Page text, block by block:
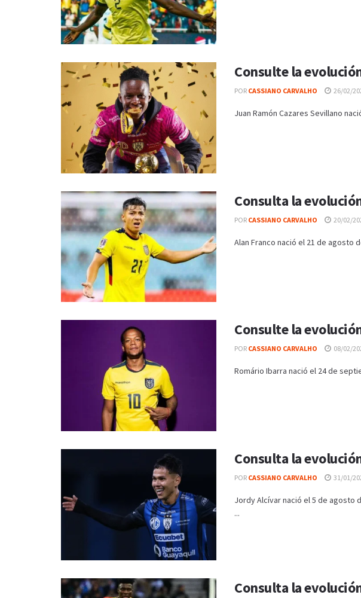
Consulte la
POR CASSIANO CARVALHO 26/02/
Juan Ramón Cazares Sevillano
Consulta la
POR CASSIANO CARVALHO 20/02/
Alan Franco nació el 21 de agosto
Consulte la
POR CASSIANO CARVALHO 08/02/
Romário Ibarra nació el 24 de
Consulta la
POR CASSIANO CARVALHO 31/01/
Jordy Alcívar nació el 5 de agosto
...
Consulta la